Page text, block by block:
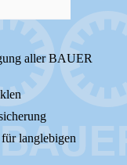
aller BAUER
langlebigen